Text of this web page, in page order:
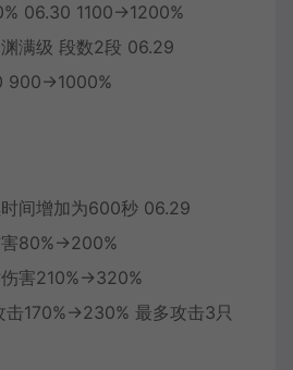
06.30 1100→1200%
渊满级 段数2段 06.29
900→1000%
时间增加为600秒 06.29
害80%→200%
伤害210%→320%
击170%→230% 最多攻击3只